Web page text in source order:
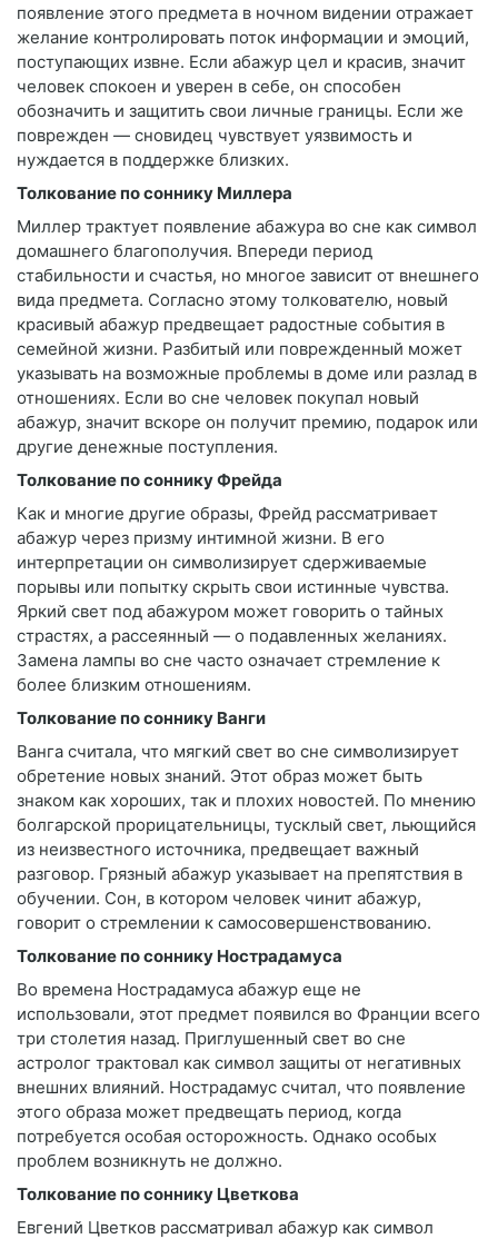
появление этого предмета в ночном видении отражает
желание контролировать поток информации и эмоций,
поступающих извне. Если абажур цел и красив, значит
человек спокоен и уверен в себе, он способен
обозначить и защитить свои личные границы. Если же
поврежден — сновидец чувствует уязвимость и
нуждается в поддержке близких.
Толкование по соннику Миллера
Миллер трактует появление абажура во сне как символ
домашнего благополучия. Впереди период
стабильности и счастья, но многое зависит от внешнего
вида предмета. Согласно этому толкователю, новый
красивый абажур предвещает радостные события в
семейной жизни. Разбитый или поврежденный может
указывать на возможные проблемы в доме или разлад в
отношениях. Если во сне человек покупал новый
абажур, значит вскоре он получит премию, подарок или
другие денежные поступления.
Толкование по соннику Фрейда
Как и многие другие образы, Фрейд рассматривает
абажур через призму интимной жизни. В его
интерпретации он символизирует сдерживаемые
порывы или попытку скрыть свои истинные чувства.
Яркий свет под абажуром может говорить о тайных
страстях, а рассеянный — о подавленных желаниях.
Замена лампы во сне часто означает стремление к
более близким отношениям.
Толкование по соннику Ванги
Ванга считала, что мягкий свет во сне символизирует
обретение новых знаний. Этот образ может быть
знаком как хороших, так и плохих новостей. По мнению
болгарской прорицательницы, тусклый свет, льющийся
из неизвестного источника, предвещает важный
разговор. Грязный абажур указывает на препятствия в
обучении. Сон, в котором человек чинит абажур,
говорит о стремлении к самосовершенствованию.
Толкование по соннику Нострадамуса
Во времена Нострадамуса абажур еще не
использовали, этот предмет появился во Франции всего
три столетия назад. Приглушенный свет во сне
астролог трактовал как символ защиты от негативных
внешних влияний. Нострадамус считал, что появление
этого образа может предвещать период, когда
потребуется особая осторожность. Однако особых
проблем возникнуть не должно.
Толкование по соннику Цветкова
Евгений Цветков рассматривал абажур как символ